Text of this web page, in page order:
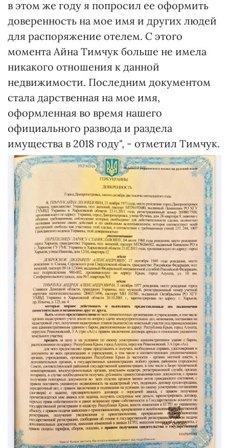
в этом же году я попросил ее оформить
доверенность на мое имя и других людей
для распоряжение отелем. С этого
момента Айна Тимчук больше не имела
никакого отношения к данной
недвижимости. Последним документом
стала дарственная на мое имя,
оформленная во время нашего
официального развода и раздела
имущества в 2018 году", - отметил Тимчук.